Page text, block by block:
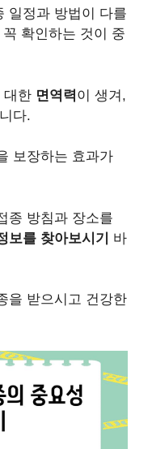
일정과 방법이 다를
꼭 확인하는 것이 중
대한 면역력이 생겨,
다.
보장하는 효과가
종 방침과 장소를
보를 찾아보시기
바
을 받으시고 건강한